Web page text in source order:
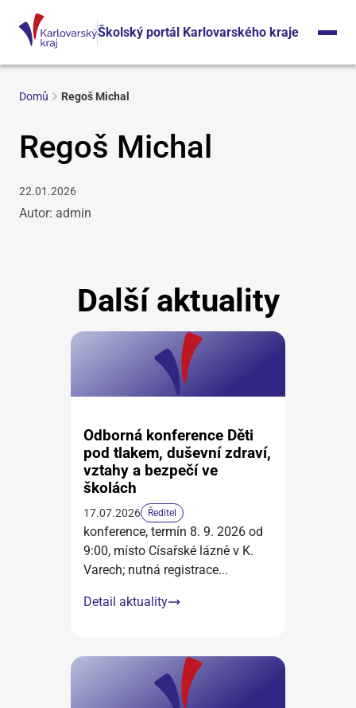
Školský portál Karlovarského kraje
Domů Regoš Michal
Regoš Michal
22.01.2026
Autor: admin
Další aktuality
Odborná konference Děti
pod tlakem, duševní zdraví,
vztahy a bezpečí ve
školách
17.07.2026 Ředitel
konference, termín 8. 9. 2026 od
9:00, místo Císařské lázně v K.
Varech; nutná registrace...
Detail aktuality